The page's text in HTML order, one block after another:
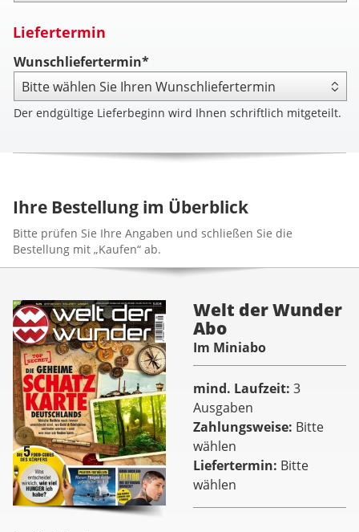
Liefertermin
Wunschliefertermin*
Der endgültige Lieferbeginn wird Ihnen schriftlich mitgeteilt.
Ihre Bestellung im Überblick
Bitte prüfen Sie Ihre Angaben und schließen Sie die
Bestellung mit „Kaufen“ ab.
Welt der Wunder
Abo
Im Miniabo
mind. Laufzeit 3
Ausgaben
Zahlungsweise Bitte
wählen
Liefertermin Bitte
wählen